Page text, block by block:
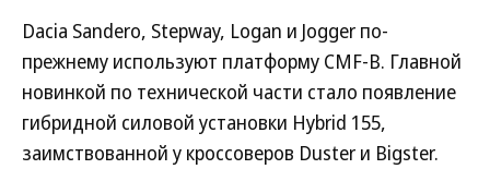
Dacia Sandero, Stepway, Logan и Jogger по-
прежнему используют платформу CMF-B. Главной
новинкой по технической части стало появление
гибридной силовой установки Hybrid 155,
заимствованной у кроссоверов Duster и Bigster.